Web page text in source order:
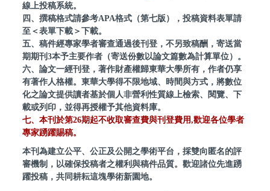
線上投稿系統。
四、 撰稿格式請參考APA格式（第七版），投稿資料表單請
至＜表單下載＞下載。
五、 稿件經專家學者審查通過後刊登，不另致稿酬，寄送當
期期刊3本予主要作者（寄送份數以論文篇數為計算單位）。
六、 論文一經刊登，著作財產權歸東華大學所有，作者仍享
有著作人格權。東華大學得不限地域、時間與方式， 將數位
化之論文提供讀者基於個人非營利性質線上檢索、閱覽、下
載或列印，並得再授權予其他資料庫。
七、 本刊於第26期起不收取審查費與刊登費用,歡迎各位學者
專家踴躍賜稿。
本刊為建立公平、公正及公開之學術平台，採雙向匿名的評
審機制，以確保投稿者之權利與稿件品質。歡迎諸位先進踴
躍投稿，共同耕耘這塊學術新園地。